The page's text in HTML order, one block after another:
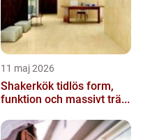
11 maj 2026
Shakerkök tidlös form,
funktion och massivt trä...